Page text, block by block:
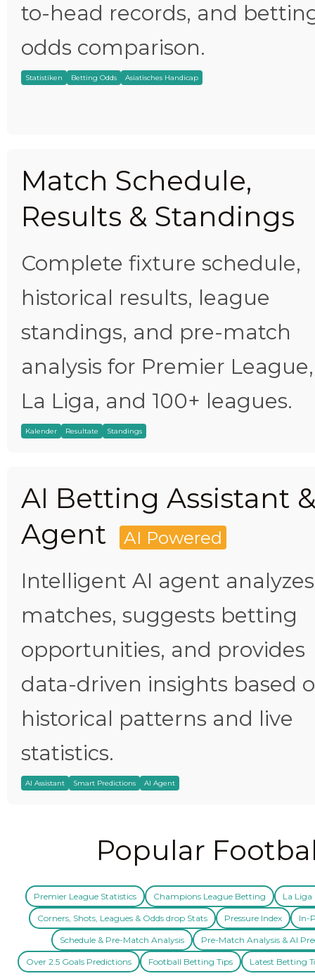
to-head records, and
odds comparison.
Statistiken Betting Odds Asiatisches Handicap
Match Schedule,
Results & Standings
Complete fixture schedule,
historical results, league
standings, and pre-match
analysis for Premier League,
La Liga, and 100+ leagues.
Kalender Resultate Standings
AI Betting Assistant
Agent
AI Powered
Intelligent AI agent analyzes
matches, suggests betting
opportunities, and provides
data-driven insights based
historical patterns and live
statistics.
AI Assistant Smart Predictions AI Agent
Popular
Premier League Statistics Champions League Betting La Liga
Corners, Shots, Leagues & Odds drop Stats Pressure Index In-
Schedule & Pre-Match Analysis Pre-Match Analysis & AI
Over 2.5 Goals Predictions Football Betting Tips Latest Betting